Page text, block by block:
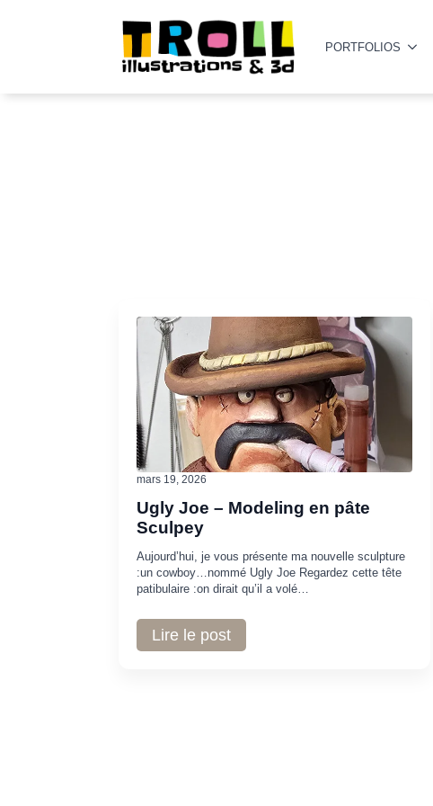
PORTFOLIOS
Ugly Joe – Modeling en pâte
Sculpey
mars 19, 2026
Aujourd’hui, je vous présente ma nouvelle sculpture
:un cowboy…nommé Ugly Joe Regardez cette tête
patibulaire :on dirait qu’il a volé…
Lire le post